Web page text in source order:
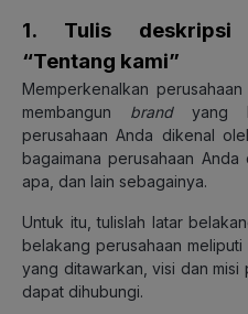
1. Tulis deskripsi
“Tentang kami”
Memperkenalkan
membangun brandyang
perusahaan Anda dikenal
bagaimana perusahaan
apa, dan lain sebagainya.
Untuk itu, tulislah latar
belakang perusahaan
yang ditawarkan, visi dan
dapat dihubungi.